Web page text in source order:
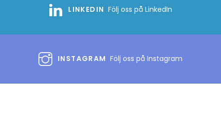
LINKEDIN Följ oss på LinkedIn
INSTAGRAM Följ oss på Instagram